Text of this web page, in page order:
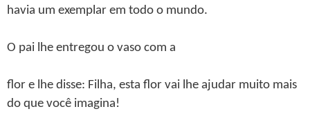
havia um exemplar em todo o mundo.
O pai lhe entregou o vaso com a
flor e lhe disse: Filha, esta flor vai lhe ajudar muito mais
do que você imagina!